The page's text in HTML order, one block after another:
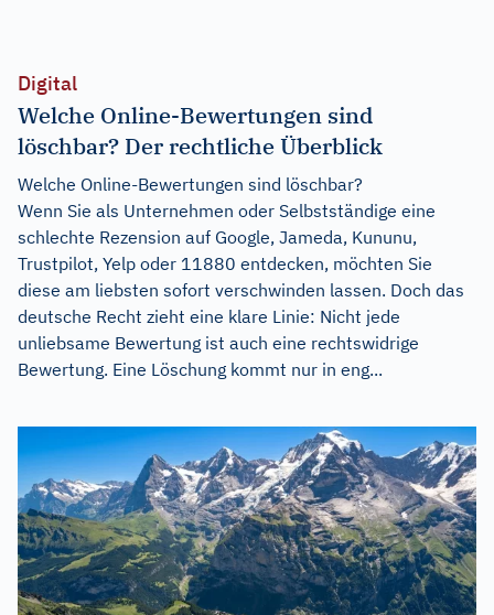
Digital
Welche Online-Bewertungen sind
löschbar? Der rechtliche Überblick
Welche Online-Bewertungen sind löschbar?
Wenn Sie als Unternehmen oder Selbstständige eine
schlechte Rezension auf Google, Jameda, Kununu,
Trustpilot, Yelp oder 11880 entdecken, möchten Sie
diese am liebsten sofort verschwinden lassen. Doch das
deutsche Recht zieht eine klare Linie: Nicht jede
unliebsame Bewertung ist auch eine rechtswidrige
Bewertung. Eine Löschung kommt nur in eng...